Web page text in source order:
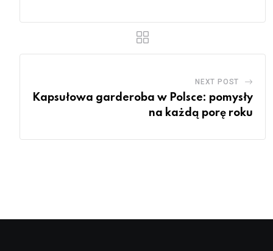
NEXT POST
Kapsułowa garderoba w Polsce: pomysły
na każdą porę roku